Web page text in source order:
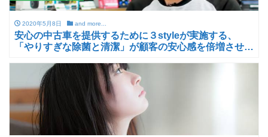
2020年5月8日 and more...
安心の中古車を提供するために３styleが実施する、
「やりすぎな除菌と清潔」が顧客の安心感を倍増させて